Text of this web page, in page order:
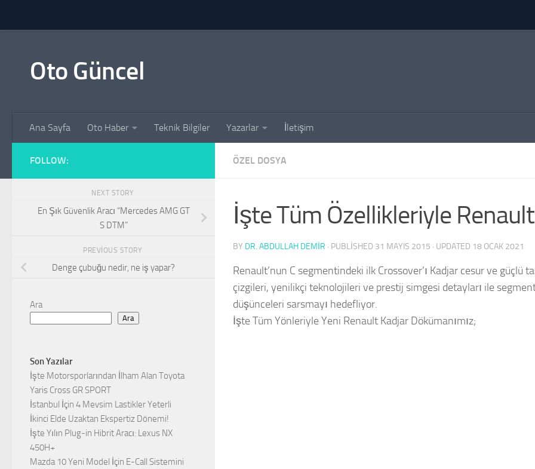
Oto Güncel
Ana Sayfa Oto Haber Teknik Bilgiler Yazarlar İletişim
ÖZEL DOSYA
İşte Tüm Özellikleriyle
BY DR. ABDULLAH DEMİR · PUBLISHED 31 MAYIS 2015 · UPDATED 18 OCAK 2021
Renault’nun C segmentindeki ilk Crossover’ı Kadjar cesur ve güçlü
çizgileri, yenilikçi teknolojileri ve prestij simgesi detayları ile
düşünceleri sarsmayı hedefliyor.
İşte Tüm Yönleriyle Yeni Renault Kadjar Dökümanımız;
FOLLOW:
NEXT STORY
En Şık Güvenlik Aracı “Mercedes AMG GT
S DTM”
PREVIOUS STORY
Denge çubuğu nedir, ne iş yapar?
Ara
Ara
Son Yazılar
İşte Motorsporlarından İlham Alan Toyota
Yaris Cross GR SPORT
İstanbul İçin 4 Mevsim Lastikler Yeterli
İkinci Elde Uzaktan Ekspertiz Dönemi!
İşte Yılın Plug-in Hibrit Aracı: Lexus NX
450H+
Mazda 10 Yeni Model İçin E-Call Sistemini